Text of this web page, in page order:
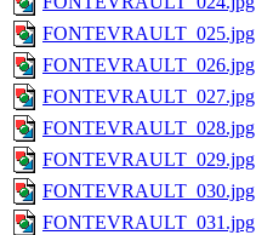
FONTEVRAULT_025.jpg
FONTEVRAULT_026.jpg
FONTEVRAULT_027.jpg
FONTEVRAULT_028.jpg
FONTEVRAULT_029.jpg
FONTEVRAULT_030.jpg
FONTEVRAULT_031.jpg